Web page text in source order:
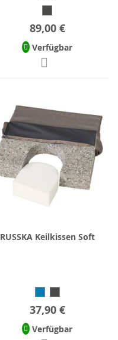
89,00 €
Verfügbar
RUSSKA Keilkissen Soft
37,90 €
Verfügbar